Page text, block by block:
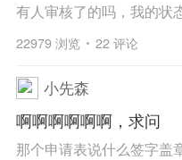
有人审核了的吗，我的状
22979 浏览 22 评论
小先森
啊啊啊啊啊啊，求问
那个申请表说什么签字盖